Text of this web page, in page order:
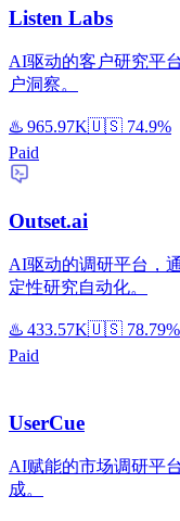
Listen Labs
AI驱动的客户研究平
户洞察。
♨️ 965.97K🇺🇸 74.9%
Paid
Outset.ai
AI驱动的调研平台，
定性研究自动化。
♨️ 433.57K🇺🇸 78.79%
Paid
UserCue
AI赋能的市场调研平
成。